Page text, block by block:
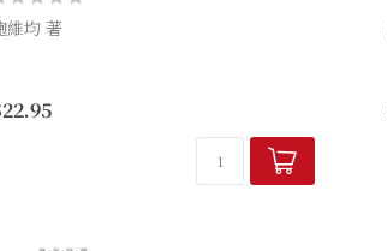
維均 著
討四封監獄書信：以古代的英雄史詩和述
史記錄，對照腓立比書中的基督和保...